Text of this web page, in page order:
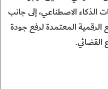
الذكاء الاصطناعي، إلى جانب
المعتمدة لرفع جودة
القضائي.